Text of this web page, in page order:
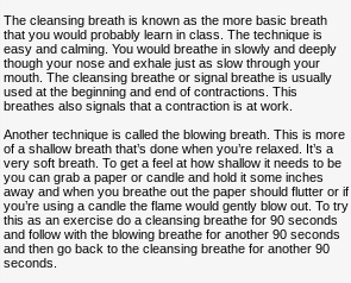
The cleansing breath is known as the more basic breath
that you would probably learn in class. The technique is
easy and calming. You would breathe in slowly and deeply
though your nose and exhale just as slow through your
mouth. The cleansing breathe or signal breathe is usually
used at the beginning and end of contractions. This
breathes also signals that a contraction is at work.
Another technique is called the blowing breath. This is more
of a shallow breath that’s done when you’re relaxed. It’s a
very soft breath. To get a feel at how shallow it needs to be
you can grab a paper or candle and hold it some inches
away and when you breathe out the paper should flutter or if
you’re using a candle the flame would gently blow out. To try
this as an exercise do a cleansing breathe for 90 seconds
and follow with the blowing breathe for another 90 seconds
and then go back to the cleansing breathe for another 90
seconds.